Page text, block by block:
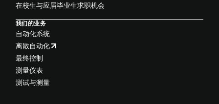
在校生与应届毕业生求职机会
我们的业务
自动化系统
离散自动化
最终控制
测量仪表
测试与测量